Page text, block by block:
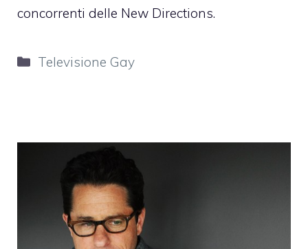
concorrenti delle New Directions.
Categorie
Televisione Gay